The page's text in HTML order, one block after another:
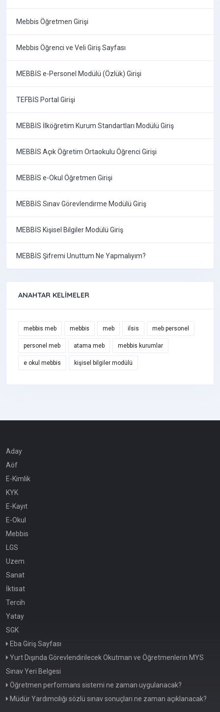
Mebbis Öğretmen Girişi
Mebbis Öğrenci ve Veli Giriş Sayfası
MEBBİS e-Personel Modülü (Özlük) Girişi
TEFBİS Portal Girişi
MEBBİS İlköğretim Kurum Standartları Modülü Giriş
MEBBİS Açık Öğretim Ortaokulu Öğrenci Girişi
MEBBİS e-Okul Öğretmen Girişi
MEBBİS Sınav Görevlendirme Modülü Giriş
MEBBİS Kişisel Bilgiler Modülü Giriş
MEBBİS Şifremi Unuttum Ne Yapmalıyım?
ANAHTAR KELIMELER
mebbis meb mebbis meb ilsis meb personel
personel meb atama meb mebbis kurumlar
e okul mebbis kişisel bilgiler modülü
Aday
Aöf
E-Kimlik
KYK
E-Kayıt
E-Okul
Mebbis
LGS
Uzem
Sanat
İktisat
Tercih
Yatay
SGK
Eba Giriş Sayfası
Yurt Dışında Görevlendirilecek Okutman ve Öğretmenlerin MYS
Sınav Yeri Belgesi
Öğretmen performans sistemi ne zaman uygulanacak?
Müdür Yardımcılığı sözlü sınav sonuçları ne zaman açıklanacak?